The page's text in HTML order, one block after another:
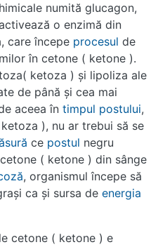
numită glucagon,
o enzimă din
care începe procesul de
în cetone ( ketone ).
ketoza ) şi lipoliza ale
de până şi cea mai
aceea în timpul postului,
), nu ar trebui să se
ce postul negru
( ketone ) din sânge
, organismul începe să
ca şi sursa de energia
cetone ( ketone ) e